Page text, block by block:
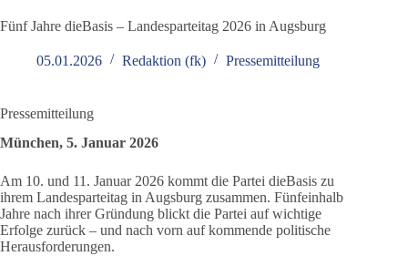
Fünf Jahre dieBasis – Landesparteitag 2026 in Augsburg
05.01.2026 Redaktion (fk) Pressemitteilung
Pressemitteilung
München, 5. Januar 2026
Am 10. und 11. Januar 2026 kommt die Partei dieBasis zu
ihrem Landesparteitag in Augsburg zusammen. Fünfeinhalb
Jahre nach ihrer Gründung blickt die Partei auf wichtige
Erfolge zurück – und nach vorn auf kommende politische
Herausforderungen.